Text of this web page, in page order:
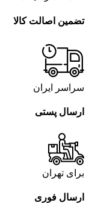
تضمین اصالت کالا
سراسر ایران
ارسال پستی
برای تهران
ارسال فوری